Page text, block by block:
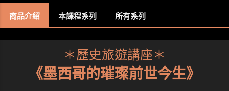
商品介紹 本課程系列 所有系列
＊歷史旅遊講座＊
《墨西哥的璀璨前世今生》